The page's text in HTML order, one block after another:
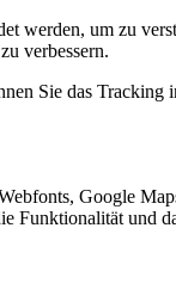
werden, um zu
verbessern.
Sie das
Google
Funktionalität